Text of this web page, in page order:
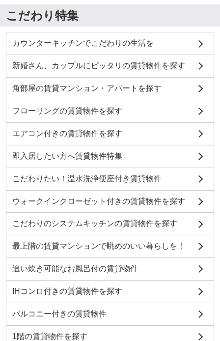
こだわり特集
カウンターキッチンでこだわりの生活を
新婚さん、カップルにピッタリの賃貸物件を探す
角部屋の賃貸マンション・アパートを探す
フローリングの賃貸物件を探す
エアコン付きの賃貸物件を探す
即入居したい方へ賃貸物件特集
こだわりたい！温水洗浄便座付き賃貸物件
ウォークインクローゼット付きの賃貸物件を探す
こだわりのシステムキッチンの賃貸物件を探す
最上階の賃貸マンションで眺めのいい暮らしを！
追い炊き可能なお風呂付の賃貸物件
IHコンロ付きの賃貸物件を探す
バルコニー付きの賃貸物件
1階の賃貸物件を探す